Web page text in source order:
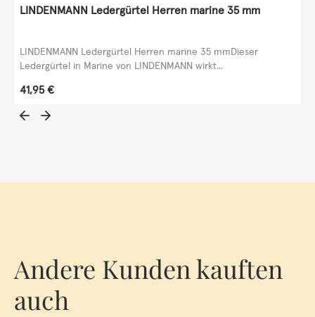
LINDENMANN Ledergürtel Herren marine 35 mm
LINDENMANN Ledergürtel Herren marine 35 mmDieser
Ledergürtel in Marine von LINDENMANN wirkt...
Regulärer Preis:
41,95 €
Andere Kunden kauften
auch